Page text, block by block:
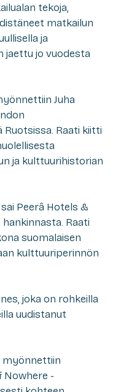
tekoja,
matkailun
ja
jaettu jo vuodesta
Juha
Raati kiitti
ja kulttuurihistorian
Peerâ Hotels &
Raati
suomalaisen
kulttuuriperinnön
joka on rohkeilla
uudistanut
myönnettiin
Nowhere -